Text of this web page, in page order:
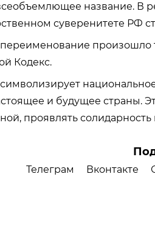
название. В
суверенитете РФ
произошло
Кодекс.
и будущее страны.
проявлять солидарность
Телеграм Вконтакте